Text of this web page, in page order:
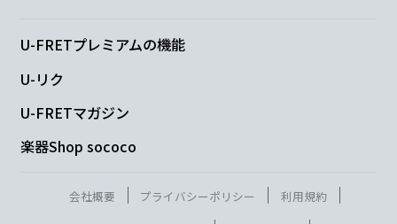
い たい
な
G
んて 吐いて
U-FRETプレミアムの機能
U-リク
U-FRETマガジン
楽器Shop sococo
会社概要 プライバシーポリシー
利用規約